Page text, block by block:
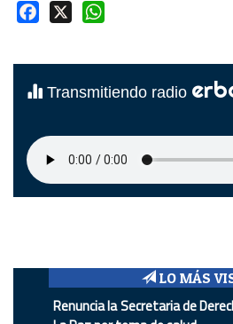
Facebook
Transmitiendo radio
LO MÁS
Renuncia la Secretaria de